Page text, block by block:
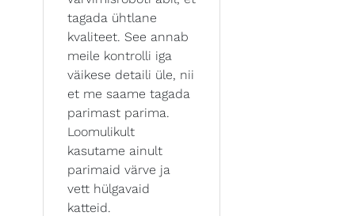
tagada ühtlane
kvaliteet. See annab
meile kontrolli iga
väikese detaili üle, nii
et me saame tagada
parimast parima.
Loomulikult
kasutame ainult
parimaid värve ja
vett hülgavaid
katteid.